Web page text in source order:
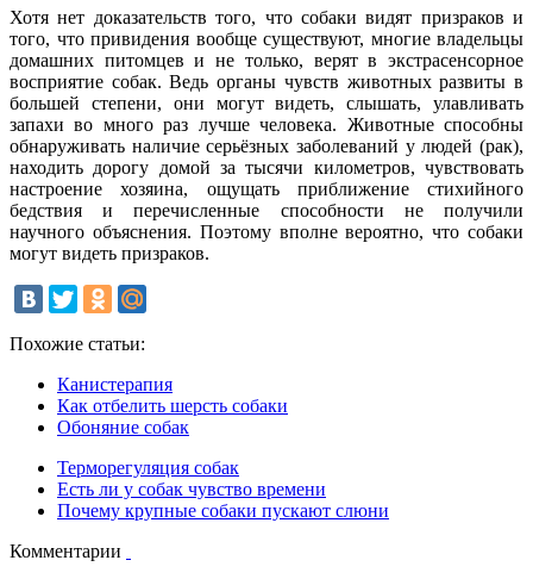
Хотя нет доказательств того, что собаки видят призраков и
того, что привидения вообще существуют, многие владельцы
домашних питомцев и не только, верят в экстрасенсорное
восприятие собак. Ведь органы чувств животных развиты в
большей степени, они могут видеть, слышать, улавливать
запахи во много раз лучше человека. Животные способны
обнаруживать наличие серьёзных заболеваний у людей (рак),
находить дорогу домой за тысячи километров, чувствовать
настроение хозяина, ощущать приближение стихийного
бедствия и перечисленные способности не получили
научного объяснения. Поэтому вполне вероятно, что собаки
могут видеть призраков.
Похожие статьи:
Канистерапия
Как отбелить шерсть собаки
Обоняние собак
Терморегуляция собак
Есть ли у собак чувство времени
Почему крупные собаки пускают слюни
Комментарии